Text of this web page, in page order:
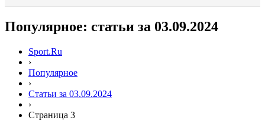
Популярное: статьи за 03.09.2024
Sport.Ru
›
Популярное
›
Статьи за 03.09.2024
›
Страница 3